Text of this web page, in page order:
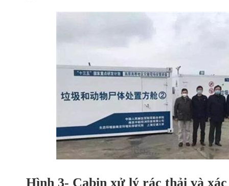
Hình 3- Cabin xử lý rác thải và